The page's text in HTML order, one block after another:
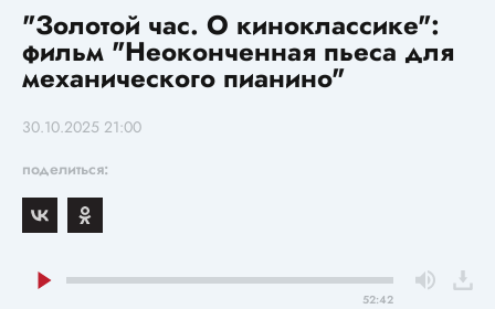
"Золотой час. О киноклассике":
фильм "Неоконченная пьеса для
механического пианино"
30.10.2025 21:00
поделиться:
52:42